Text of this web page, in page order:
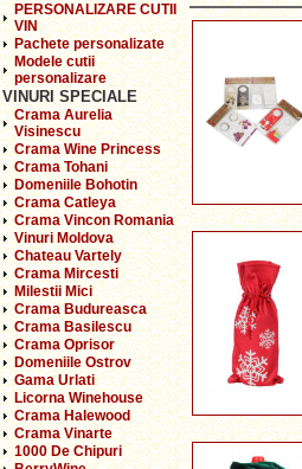
PERSONALIZARE CUTII
VIN
Pachete personalizate
Modele cutii
personalizare
VINURI SPECIALE
Crama Aurelia
Visinescu
Crama Wine Princess
Crama Tohani
Domeniile Bohotin
Crama Catleya
Crama Vincon Romania
Vinuri Moldova
Chateau Vartely
Crama Mircesti
Milestii Mici
Crama Budureasca
Crama Basilescu
Crama Oprisor
Domeniile Ostrov
Gama Urlati
Licorna Winehouse
Crama Halewood
Crama Vinarte
1000 De Chipuri